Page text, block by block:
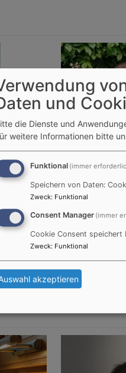
und
die Dienste und
weitere Informationen bitte
Funktional (immer
Speichern von Daten:
Zweck: Funktional
Consent Manager (immer
Cookie Consent speichert
Zweck: Funktional
akzeptieren